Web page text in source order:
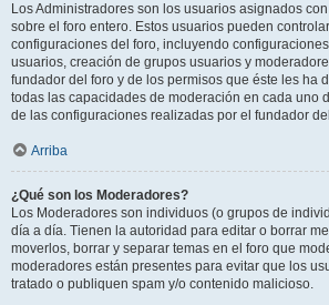
Los Administradores son los usuarios asignados
sobre el foro entero. Estos usuarios pueden
configuraciones del foro, incluyendo
usuarios, creación de grupos usuarios y
fundador del foro y de los permisos que éste les ha
todas las capacidades de moderación en cada uno
de las configuraciones realizadas por el fundador
Arriba
¿Qué son los Moderadores?
Los Moderadores son individuos (o grupos de
día a día. Tienen la autoridad para editar o borrar
moverlos, borrar y separar temas en el foro que
moderadores están presentes para evitar que los
tratado o publiquen spam y/o contenido malicioso.